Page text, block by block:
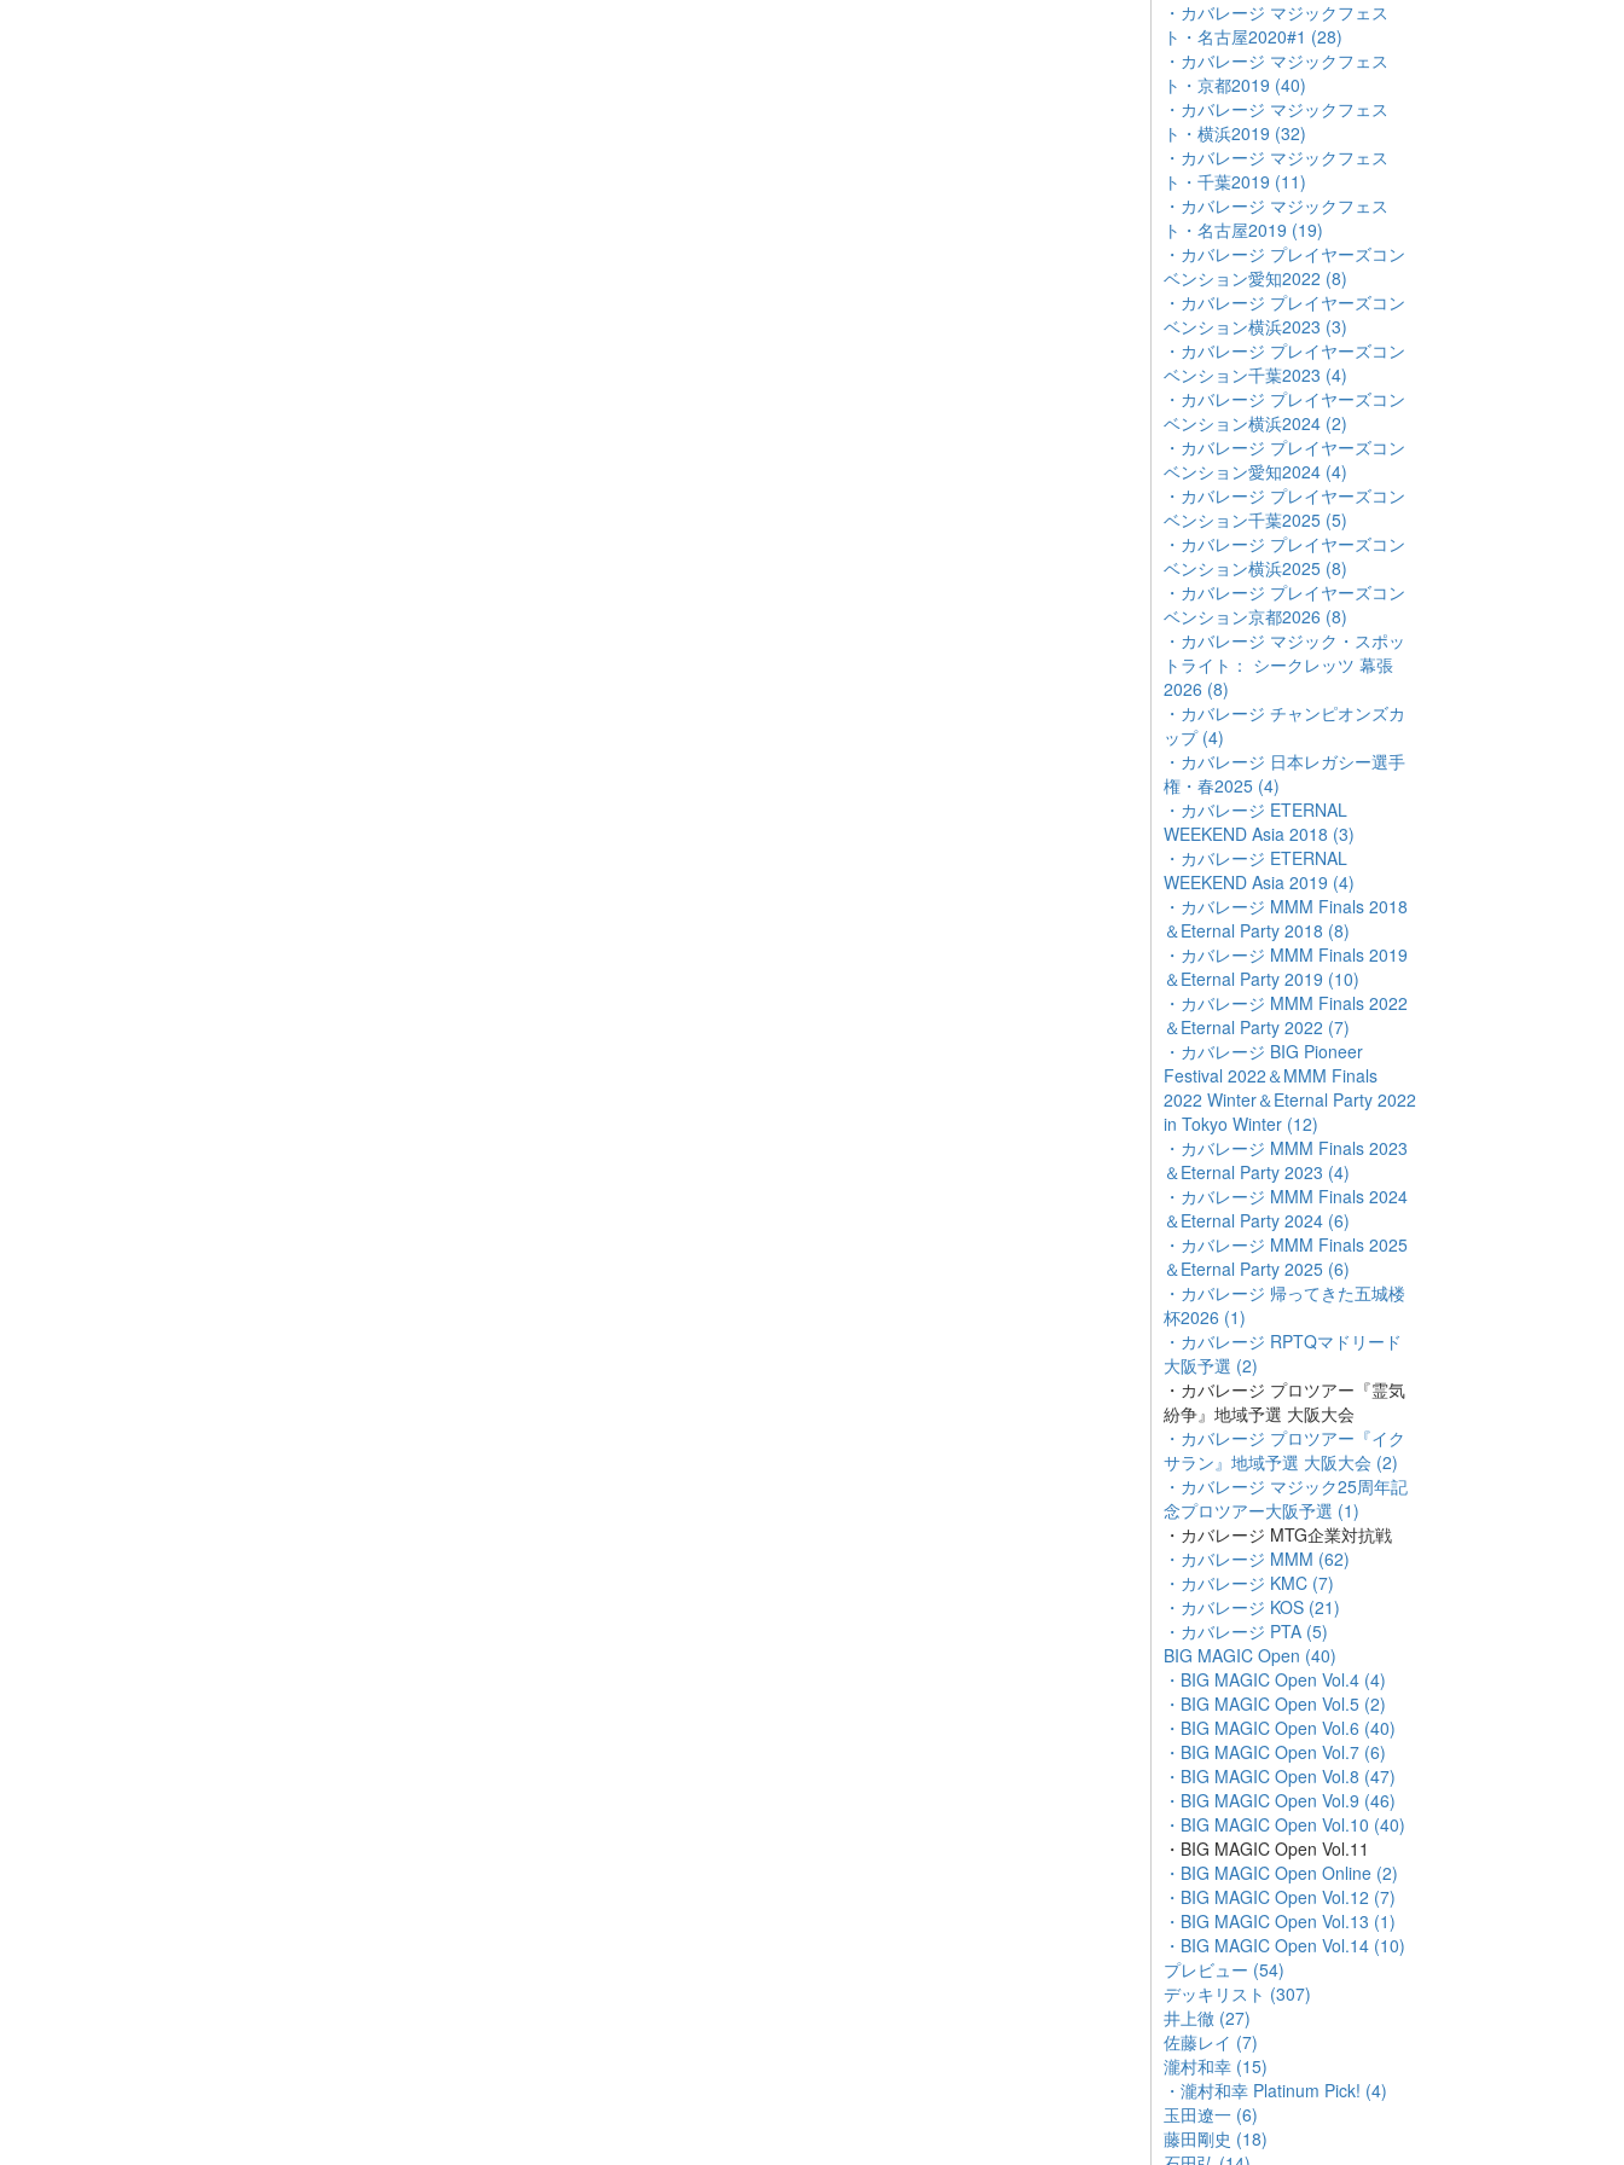
・カバレージ マジックフェス
ト・名古屋2020#1 (28)
・カバレージ マジックフェス
ト・京都2019 (40)
・カバレージ マジックフェス
ト・横浜2019 (32)
・カバレージ マジックフェス
ト・千葉2019 (11)
・カバレージ マジックフェス
ト・名古屋2019 (19)
・カバレージ プレイヤーズコン
ベンション愛知2022 (8)
・カバレージ プレイヤーズコン
ベンション横浜2023 (3)
・カバレージ プレイヤーズコン
ベンション千葉2023 (4)
・カバレージ プレイヤーズコン
ベンション横浜2024 (2)
・カバレージ プレイヤーズコン
ベンション愛知2024 (4)
・カバレージ プレイヤーズコン
ベンション千葉2025 (5)
・カバレージ プレイヤーズコン
ベンション横浜2025 (8)
・カバレージ プレイヤーズコン
ベンション京都2026 (8)
・カバレージ マジック・スポッ
トライト： シークレッツ 幕張
2026 (8)
・カバレージ チャンピオンズカ
ップ (4)
・カバレージ 日本レガシー選手
権・春2025 (4)
・カバレージ ETERNAL
WEEKEND Asia 2018 (3)
・カバレージ ETERNAL
WEEKEND Asia 2019 (4)
・カバレージ MMM Finals 2018
＆Eternal Party 2018 (8)
・カバレージ MMM Finals 2019
＆Eternal Party 2019 (10)
・カバレージ MMM Finals 2022
＆Eternal Party 2022 (7)
・カバレージ BIG Pioneer
Festival 2022＆MMM Finals
2022 Winter＆Eternal Party 2022
in Tokyo Winter (12)
・カバレージ MMM Finals 2023
＆Eternal Party 2023 (4)
・カバレージ MMM Finals 2024
＆Eternal Party 2024 (6)
・カバレージ MMM Finals 2025
＆Eternal Party 2025 (6)
・カバレージ 帰ってきた五城楼
杯2026 (1)
・カバレージ RPTQマドリード
大阪予選 (2)
・カバレージ プロツアー『霊気
紛争』地域予選 大阪大会
・カバレージ プロツアー『イク
サラン』地域予選 大阪大会 (2)
・カバレージ マジック25周年記
念プロツアー大阪予選 (1)
・カバレージ MTG企業対抗戦
・カバレージ MMM (62)
・カバレージ KMC (7)
・カバレージ KOS (21)
・カバレージ PTA (5)
BIG MAGIC Open (40)
・BIG MAGIC Open Vol.4 (4)
・BIG MAGIC Open Vol.5 (2)
・BIG MAGIC Open Vol.6 (40)
・BIG MAGIC Open Vol.7 (6)
・BIG MAGIC Open Vol.8 (47)
・BIG MAGIC Open Vol.9 (46)
・BIG MAGIC Open Vol.10 (40)
・BIG MAGIC Open Vol.11
・BIG MAGIC Open Online (2)
・BIG MAGIC Open Vol.12 (7)
・BIG MAGIC Open Vol.13 (1)
・BIG MAGIC Open Vol.14 (10)
プレビュー (54)
デッキリスト (307)
井上徹 (27)
佐藤レイ (7)
瀧村和幸 (15)
・瀧村和幸 Platinum Pick! (4)
玉田遼一 (6)
藤田剛史 (18)